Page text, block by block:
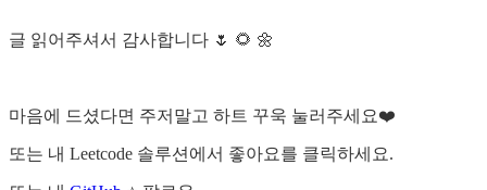
글 읽어주셔서 감사합니다 🌷 🌻 🌼
마음에 드셨다면 주저말고 하트 꾸욱 눌러주세요❤️
또는 내 Leetcode 솔루션에서 좋아요를 클릭하세요.